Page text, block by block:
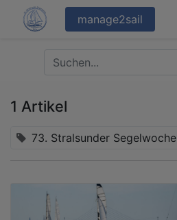
manage2sail
1 Artikel
73. Stralsunder Segelwoche